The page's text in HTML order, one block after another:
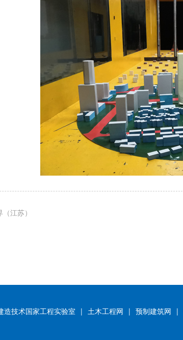
江苏）
造技术国家工程实验室 | 土木工程网 | 预制建筑网 |